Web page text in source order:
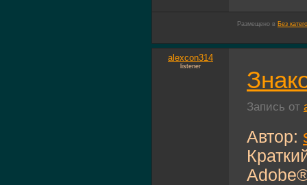
Размещено в Без
alexcon314
listener
Запись от
Автор: